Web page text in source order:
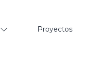
Proyectos